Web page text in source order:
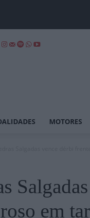
MOTORES
em